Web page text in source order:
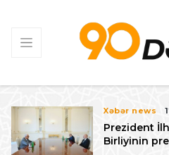
Xəbər news
Prezident
Birliyinin